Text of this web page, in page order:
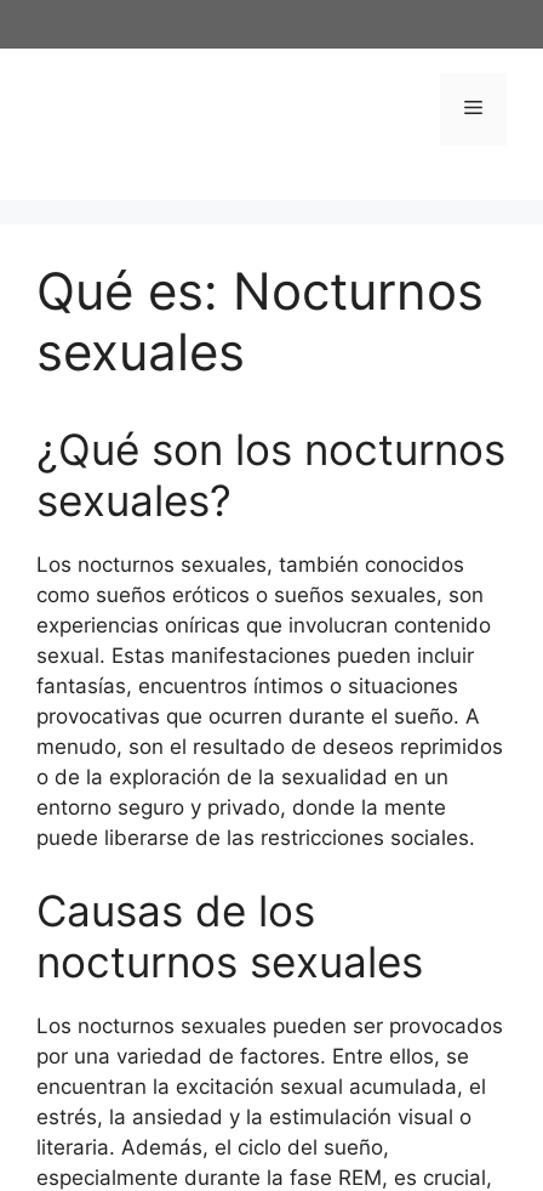
al
Menú
Qué es: Nocturnos
sexuales
¿Qué son los nocturnos
sexuales?
Los nocturnos sexuales, también conocidos
como sueños eróticos o sueños sexuales, son
experiencias oníricas que involucran contenido
sexual. Estas manifestaciones pueden incluir
fantasías, encuentros íntimos o situaciones
provocativas que ocurren durante el sueño. A
menudo, son el resultado de deseos reprimidos
o de la exploración de la sexualidad en un
entorno seguro y privado, donde la mente
puede liberarse de las restricciones sociales.
Causas de los
nocturnos sexuales
Los nocturnos sexuales pueden ser provocados
por una variedad de factores. Entre ellos, se
encuentran la excitación sexual acumulada, el
estrés, la ansiedad y la estimulación visual o
literaria. Además, el ciclo del sueño,
especialmente durante la fase REM, es crucial,